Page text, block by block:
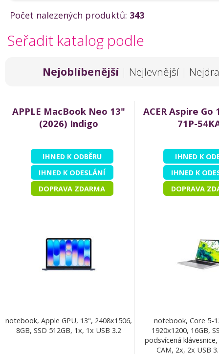
Počet nalezených produktů: 343
Seřadit katalog podle
Nejoblíbenější | Nejlevnější |
APPLE MacBook Neo 13"
(2026) Indigo
IHNED K ODBĚRU
IHNED K ODESLÁNÍ
DOPRAVA ZDARMA
notebook, Apple GPU, 13", 2408x1506,
8GB, SSD 512GB, 1x, 1x USB 3.2
ACER Aspire Go
71P-
IHNED K
IHNED K
DOPRAVA
notebook, Core 5-
1920x1200, 16GB,
podsvícená
CAM, 2x, 2x USB